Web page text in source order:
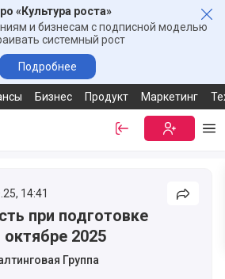
«Культура роста»
и бизнесам с подписной моделью
системный рост
Подробнее
Бизнес Продукт Маркетинг
Войти
14:41
при подготовке
2025
Группа